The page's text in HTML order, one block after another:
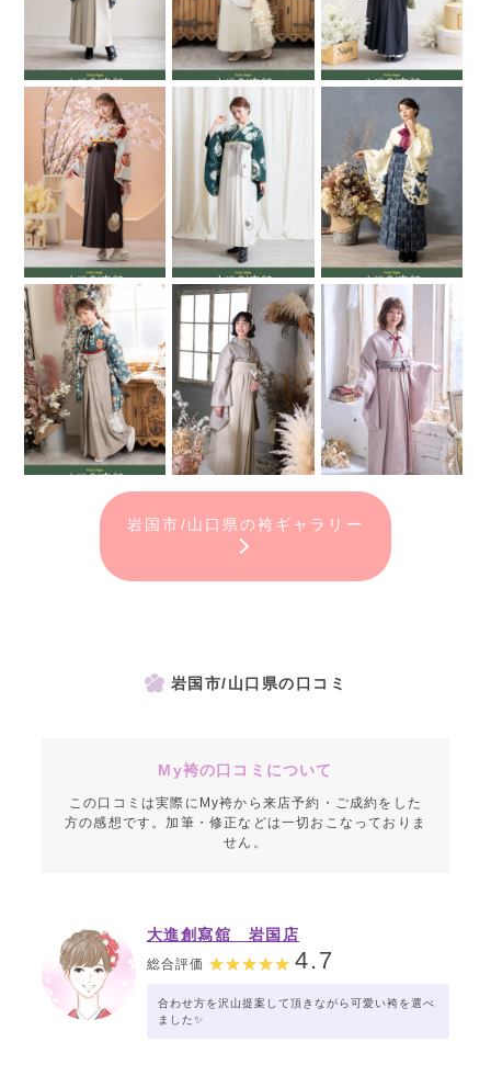
岩国市/山口県の袴ギャラリー
岩国市/山口県の口コミ
My袴の口コミについて
この口コミは実際にMy袴から来店予約・ご成約をした
方の感想です。加筆・修正などは一切おこなっておりま
せん。
大進創寫舘 岩国店
総合評価 4.7
合わせ方を沢山提案して頂きながら可愛い袴を選べ
ました✨